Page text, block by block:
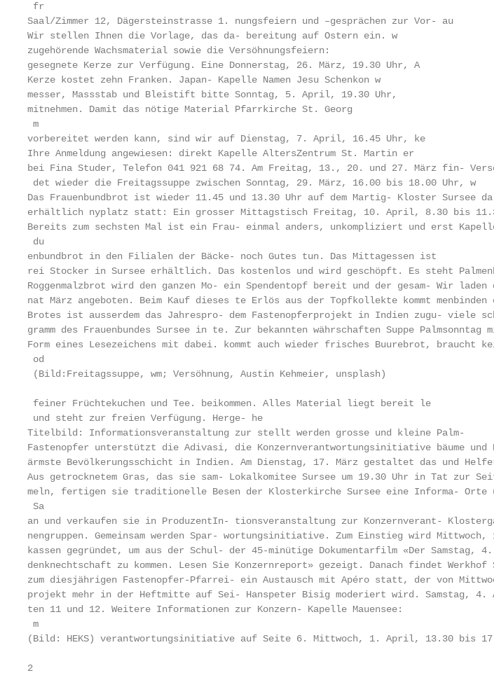
fr
Saal/Zimmer 12, Dägersteinstrasse 1. nungsfeiern und –gesprächen zur Vor- au
Wir stellen Ihnen die Vorlage, das da- bereitung auf Ostern ein. w
zugehörende Wachsmaterial sowie die Versöhnungsfeiern:
gesegnete Kerze zur Verfügung. Eine Donnerstag, 26. März, 19.30 Uhr, A
Kerze kostet zehn Franken. Japan- Kapelle Namen Jesu Schenkon w
messer, Massstab und Bleistift bitte Sonntag, 5. April, 19.30 Uhr,
mitnehmen. Damit das nötige Material Pfarrkirche St. Georg
m
vorbereitet werden kann, sind wir auf Dienstag, 7. April, 16.45 Uhr, ke
Ihre Anmeldung angewiesen: direkt Kapelle AltersZentrum St. Martin er
bei Fina Studer, Telefon 041 921 68 74. Am Freitag, 13., 20. und 27. März fin-
det wieder die Freitagssuppe zwischen Sonntag, 29. März, 16.00 bis 18.00 Uhr, w
Das Frauenbundbrot ist wieder 11.45 und 13.30 Uhr auf dem Martig- Kloster Sursee da
erhältlich nyplatz statt: Ein grosser Mittagstisch Freitag, 10. April, 8.30 bis
Bereits zum sechsten Mal ist ein Frau- einmal anders, unkompliziert und erst
du
enbundbrot in den Filialen der Bäcke- noch Gutes tun. Das Mittagessen ist
rei Stocker in Sursee erhältlich. Das kostenlos und wird geschöpft. Es steht
Roggenmalzbrot wird den ganzen Mo- ein Spendentopf bereit und der gesam- Wir
nat März angeboten. Beim Kauf dieses te Erlös aus der Topfkollekte kommt
Brotes ist ausserdem das Jahrespro- dem Fastenopferprojekt in Indien zugu- viele
gramm des Frauenbundes Sursee in te. Zur bekannten währschaften Suppe Palmsonntag
Form eines Lesezeichens mit dabei. kommt auch wieder frisches Buurebrot, braucht
od
(Bild:Freitagssuppe, wm; Versöhnung, Austin Kehmeier, unsplash)
feiner Früchtekuchen und Tee. beikommen. Alles Material liegt bereit le
und steht zur freien Verfügung. Herge- he
Titelbild: Informationsveranstaltung zur stellt werden grosse und kleine Palm-
Fastenopfer unterstützt die Adivasi, die Konzernverantwortungsinitiative bäume und
ärmste Bevölkerungsschicht in Indien. Am Dienstag, 17. März gestaltet das und
Aus getrocknetem Gras, das sie sam- Lokalkomitee Sursee um 19.30 Uhr in Tat zur
meln, fertigen sie traditionelle Besen der Klosterkirche Sursee eine Informa- Orte
Sa
an und verkaufen sie in ProduzentIn- tionsveranstaltung zur Konzernverant-
nengruppen. Gemeinsam werden Spar- wortungsinitiative. Zum Einstieg wird
kassen gegründet, um aus der Schul- der 45-minütige Dokumentarfilm «Der
denknechtschaft zu kommen. Lesen Sie Konzernreport» gezeigt. Danach findet Werkhof
zum diesjährigen Fastenopfer-Pfarrei- ein Austausch mit Apéro statt, der von
projekt mehr in der Heftmitte auf Sei- Hanspeter Bisig moderiert wird. Samstag,
ten 11 und 12. Weitere Informationen zur Konzern- Kapelle Mauensee:
m
(Bild: HEKS) verantwortungsinitiative auf Seite 6. Mittwoch, 1. April, 13.30 bis
2